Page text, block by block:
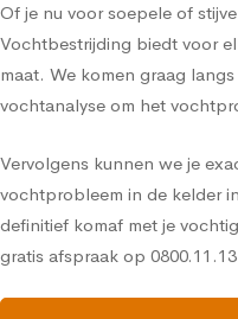
Of je nu voor soepele of
Vochtbestrijding biedt voor
maat. We komen graag
vochtanalyse om het
Vervolgens kunnen we je
vochtprobleem in de kelder
definitief komaf met je
gratis afspraak op